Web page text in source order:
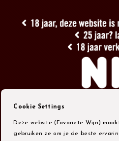
Cookie Settings
Deze website (Favoriete Wijn)
gebruiken ze om je de beste